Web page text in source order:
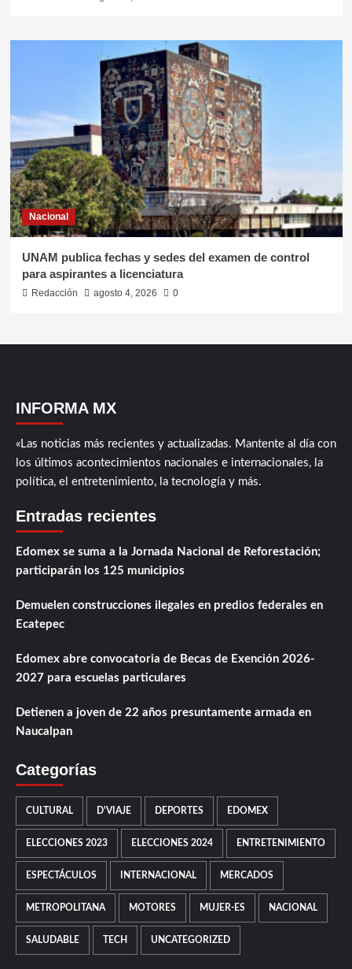
Nacional
UNAM publica fechas y sedes del examen de control
para aspirantes a licenciatura
Redacción agosto 4, 2026 0
INFORMA MX
«Las noticias más recientes y actualizadas. Mantente al día con
los últimos acontecimientos nacionales e internacionales, la
política, el entretenimiento, la tecnología y más.
Entradas recientes
Edomex se suma a la Jornada Nacional de Reforestación;
participarán los 125 municipios
Demuelen construcciones ilegales en predios federales en
Ecatepec
Edomex abre convocatoria de Becas de Exención 2026-
2027 para escuelas particulares
Detienen a joven de 22 años presuntamente armada en
Naucalpan
Categorías
CULTURAL D'VIAJE DEPORTES EDOMEX
ELECCIONES 2023 ELECCIONES 2024 ENTRETENIMIENTO
ESPECTÁCULOS INTERNACIONAL MERCADOS
METROPOLITANA MOTORES MUJER-ES NACIONAL
SALUDABLE TECH UNCATEGORIZED